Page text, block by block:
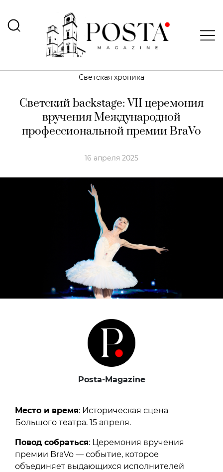
Светская хроника
Светский backstage: VII церемония
вручения Международной
профессиональной премии BraVo
16 апреля 2025
Posta-Magazine
Место и время: Историческая сцена
Большого театра. 15 апреля.
Повод собраться: Церемония вручения
премии BraVo — событие, которое
объединяет выдающихся исполнителей